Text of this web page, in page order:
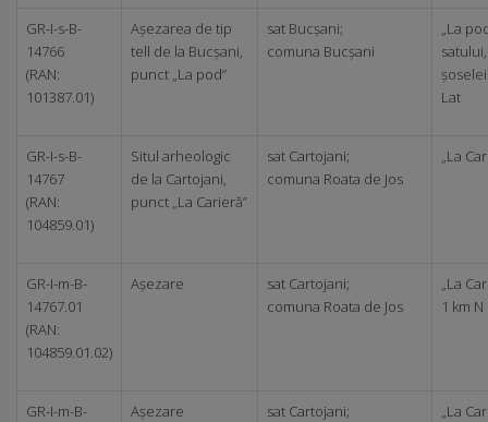
GR-I-s-B-
14766
(RAN:
101387.01)
Așezarea de tip
tell de la Bucșani,
punct „La pod”
sat Bucșani;
comuna Bucșani
„La
Lat
GR-I-s-B-
14767
(RAN:
104859.01)
Situl arheologic
de la Cartojani,
punct „La Carieră”
sat Cartojani;
comuna Roata de Jos
„La
GR-I-m-B-
14767.01
(RAN:
104859.01.02)
Așezare
sat Cartojani;
comuna Roata de Jos
„La
1 km
GR-I-m-B-
Așezare
sat Cartojani;
„La